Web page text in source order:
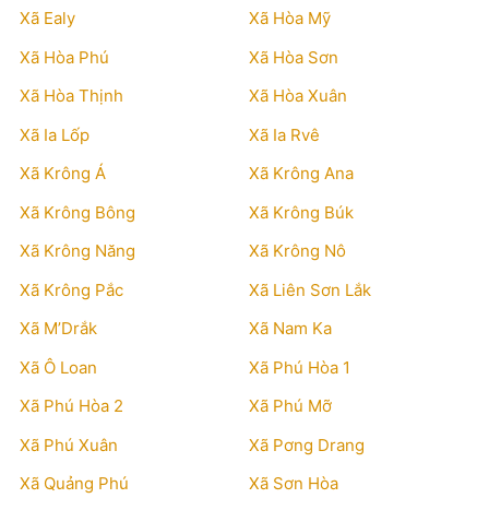
Xã Ealy
Xã Hòa Mỹ
Xã Hòa Phú
Xã Hòa Sơn
Xã Hòa Thịnh
Xã Hòa Xuân
Xã Ia Lốp
Xã Ia Rvê
Xã Krông Á
Xã Krông Ana
Xã Krông Bông
Xã Krông Búk
Xã Krông Năng
Xã Krông Nô
Xã Krông Pắc
Xã Liên Sơn Lắk
Xã M’Drắk
Xã Nam Ka
Xã Ô Loan
Xã Phú Hòa 1
Xã Phú Hòa 2
Xã Phú Mỡ
Xã Phú Xuân
Xã Pơng Drang
Xã Quảng Phú
Xã Sơn Hòa